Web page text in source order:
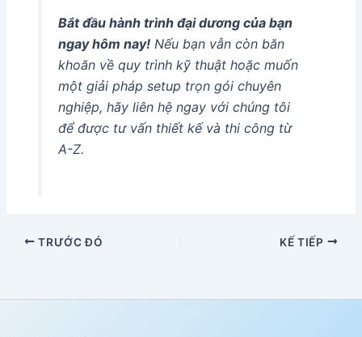
Bắt đầu hành trình đại dương của bạn
ngay hôm nay!Nếu bạn vẫn còn băn
khoăn về quy trình kỹ thuật hoặc muốn
một giải pháp setup trọn gói chuyên
nghiệp, hãy liên hệ ngay với chúng tôi
để được tư vấn thiết kế và thi công từ
A-Z.
TRƯỚC ĐÓ KẾ TIẾP